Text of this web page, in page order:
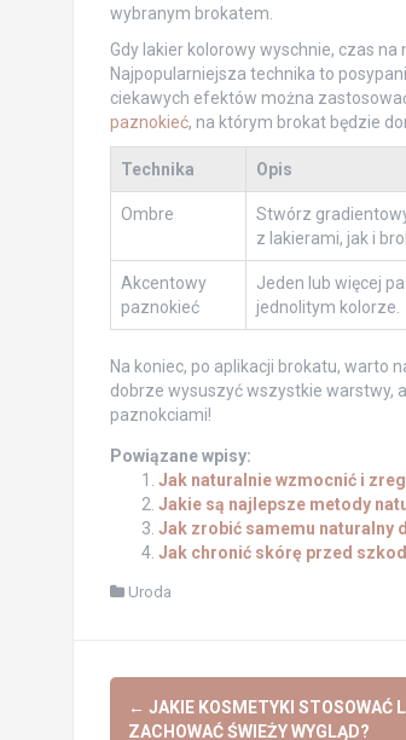
wybranym brokatem.
Gdy lakier kolorowy wyschnie, czas
Najpopularniejsza technika to
ciekawych efektów można
paznokieć, na którym brokat będzie
Technika Opis
Ombre
Stwórz
z lakierami, jak i
Akcentowy
paznokieć
Jeden lub więcej
jednolitym kolorze.
Na koniec, po aplikacji brokatu, warto
dobrze wysuszyć wszystkie warstwy,
paznokciami!
Powiązane wpisy:
Jak naturalnie wzmocnić i
Jakie są najlepsze metody
Jak zrobić samemu naturalny
Jak chronić skórę przed
Uroda
Post
← JAKIE KOSMETYKI STOSOWAĆ
ZACHOWAĆ ŚWIEŻY WYGLĄD?